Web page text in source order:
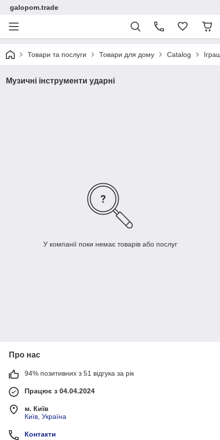
galopom.trade
Товари та послуги Товари для дому Catalog
Музичні інструменти ударні
У компанії поки немає товарів або послуг
Про нас
94% позитивних з 51 відгука за рік
Працює з 04.04.2024
м. Київ
Київ, Україна
Контакти